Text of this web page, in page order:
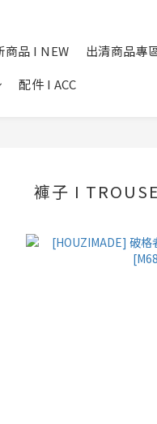
商品 I NEW 出清商品專
配件 I ACC
褲子 I